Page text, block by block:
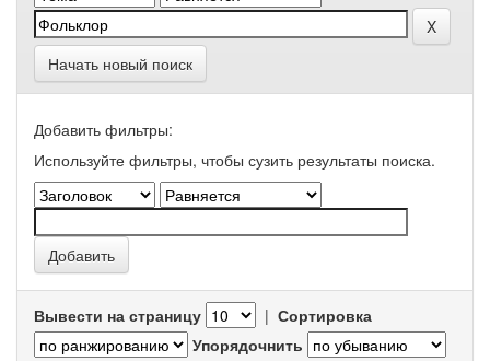
Начать новый поиск
Добавить фильтры:
Используйте фильтры, чтобы сузить результаты поиска.
Вывести на страницу | Сортировка
Упорядочнить